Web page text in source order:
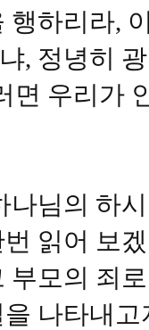
행하리라,
, 정녕히
면 우리가
나님의 하
읽어 보
부모의 죄
나타내